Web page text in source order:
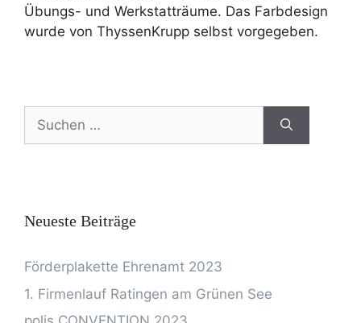
Übungs- und Werkstatträume. Das Farbdesign
wurde von ThyssenKrupp selbst vorgegeben.
Neueste Beiträge
Förderplakette Ehrenamt 2023
1. Firmenlauf Ratingen am Grünen See